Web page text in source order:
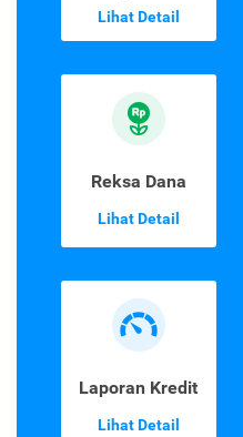
Lihat Detail
Reksa Dana
Lihat Detail
Laporan Kredit
Lihat Detail